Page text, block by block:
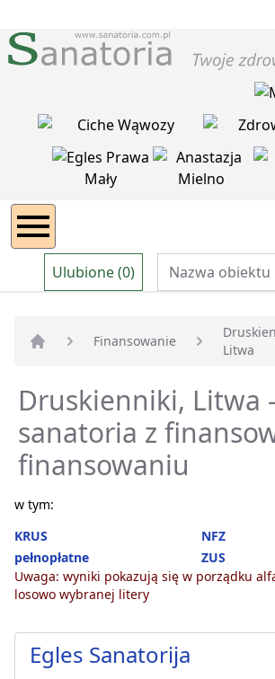
Ulubione (0)
Finansowanie
Litwa
Druskienniki, Litwa -
sanatoria z
finansowaniu
w tym:
KRUS
NFZ
pełnopłatne
ZUS
Uwaga: wyniki pokazują się w porządku
losowo wybranej litery
Egles Sanatorija